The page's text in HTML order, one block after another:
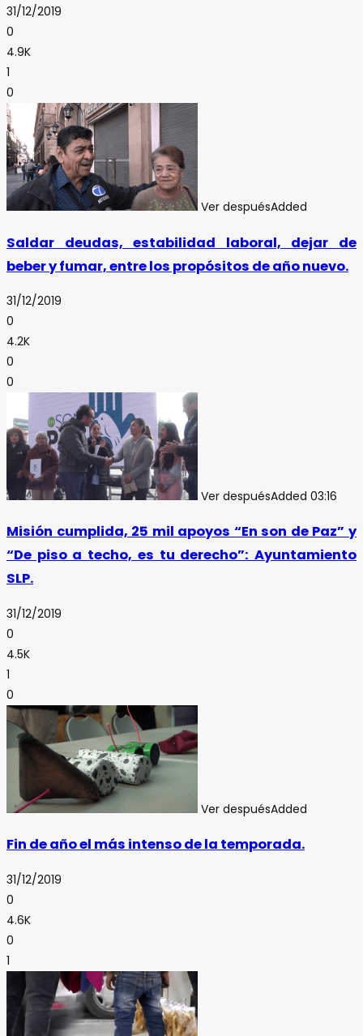
31/12/2019
0
4.9K
1
0
Ver despuésAdded
Saldar deudas, estabilidad laboral, dejar de
beber y fumar, entre los propósitos de año nuevo.
31/12/2019
0
4.2K
0
0
Ver despuésAdded 03:16
Misión cumplida, 25 mil apoyos “En son de Paz” y
“De piso a techo, es tu derecho”: Ayuntamiento
SLP.
31/12/2019
0
4.5K
1
0
Ver despuésAdded
Fin de año el más intenso de la temporada.
31/12/2019
0
4.6K
0
1